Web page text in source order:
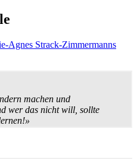
Agnes Strack-Zimmermanns
machen und
wer das nicht will, sollte